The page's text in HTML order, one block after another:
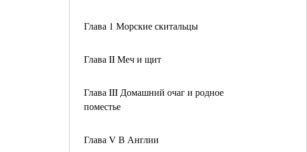
Глава 1 Морские скитальцы
Глава II Меч и щит
Глава III Домашний очаг и родное
поместье
Глава V В Англии